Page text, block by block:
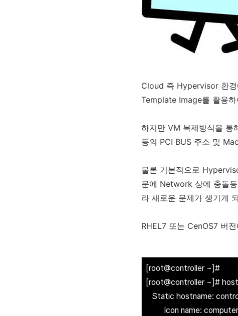
Cloud 즉 Hypervisor 환경
Template Image를 활용
하지만 VM 복제방식을 통
등의 PCI BUS 주소 및
물론 기본적으로
문에 Network 상에 충돌
라 새로운 문제가 생기게
RHEL7 또는 CenOS7 버
[root@controller ~]#
[root@controller ~]#
Static hostname:
Icon name: